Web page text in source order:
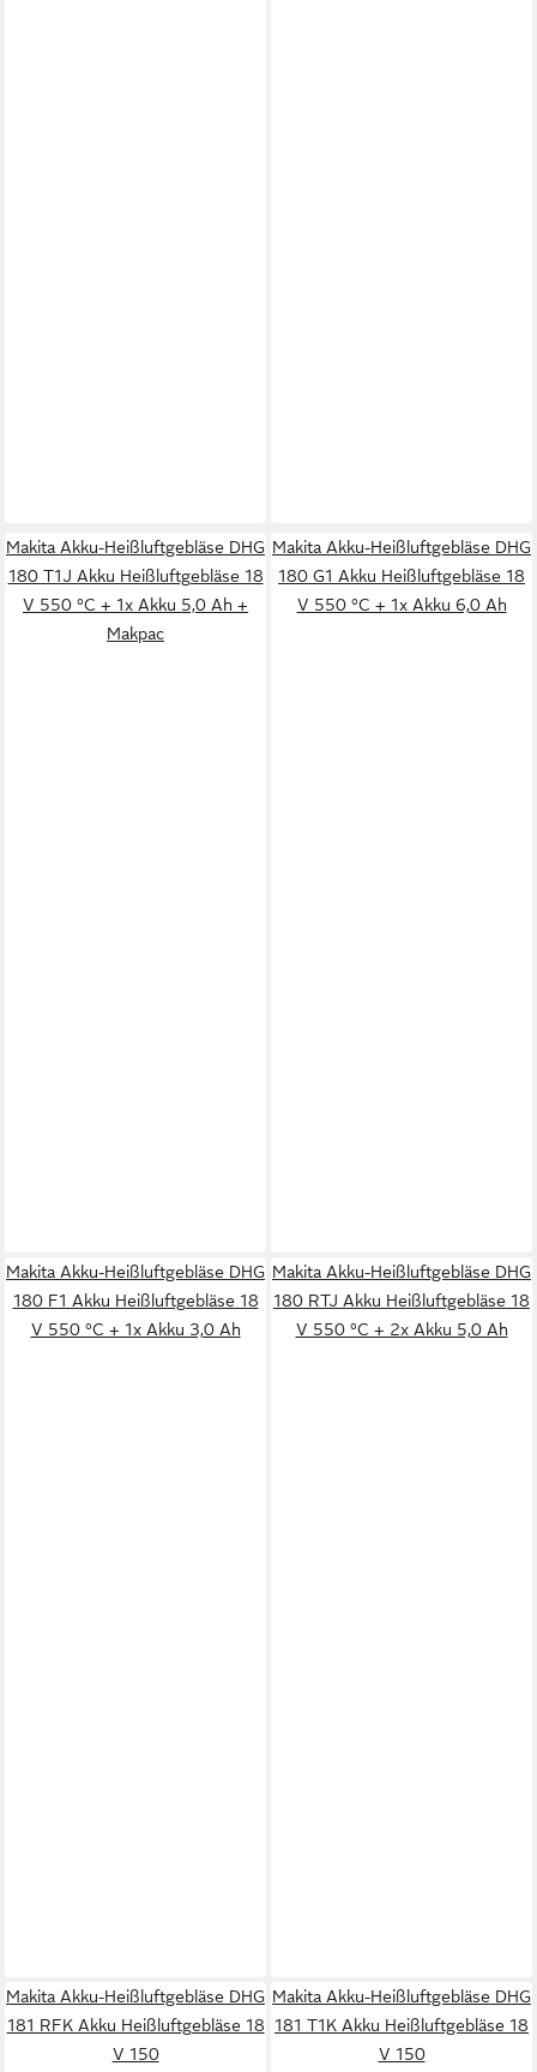
Makita Akku-Heißluftgebläse DHG
180 T1J Akku Heißluftgebläse 18
V 550 °C + 1x Akku 5,0 Ah +
Makpac
Makita Akku-Heißluftgebläse DHG
180 G1 Akku Heißluftgebläse 18
V 550 °C + 1x Akku 6,0 Ah
Makita Akku-Heißluftgebläse DHG
180 F1 Akku Heißluftgebläse 18
V 550 °C + 1x Akku 3,0 Ah
Makita Akku-Heißluftgebläse DHG
180 RTJ Akku Heißluftgebläse 18
V 550 °C + 2x Akku 5,0 Ah
Makita Akku-Heißluftgebläse DHG
181 RFK Akku Heißluftgebläse 18
V 150
Makita Akku-Heißluftgebläse DHG
181 T1K Akku Heißluftgebläse 18
V 150